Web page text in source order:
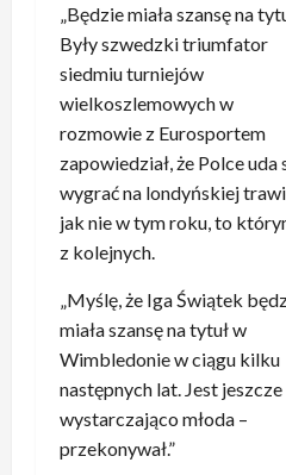
„Będzie miała szansę na
Były szwedzki triumfator
siedmiu turniejów
wielkoszlemowych w
rozmowie z Eurosportem
zapowiedział, że Polce uda
wygrać na londyńskiej
jak nie w tym roku, to
z kolejnych.
„Myślę, że Iga Świątek
miała szansę na tytuł w
Wimbledonie w ciągu kilku
następnych lat. Jest jeszcze
wystarczająco młoda –
przekonywał.”